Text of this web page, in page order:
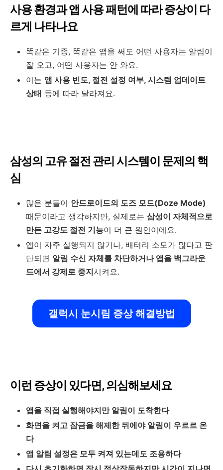
사용 환경과 앱 사용 패턴에 따라 증상이 다
르게 나타나요
똑같은 기종, 똑같은 앱을 써도 어떤 사용자는 알림이
잘 오고, 어떤 사용자는 안 와요.
이는 앱 사용 빈도, 절전 설정 여부, 시스템 업데이트
상태 등에 따라 달라져요.
삼성의 고유 절전 관리 시스템이 문제의 핵
심
많은 분들이 안드로이드의 도즈 모드(Doze Mode)
때문이라고 생각하지만, 실제로는 삼성이 자체적으로
만든 고강도 절전 기능이 더 큰 원인이에요.
앱이 자주 실행되지 않거나, 배터리 소모가 많다고 판
단되면 알림 수신 자체를 차단하거나 앱을 백그라운
드에서 강제로 중지시켜요.
갤럭시 눈시림 증상 해결방법
이런 증상이 있다면, 의심해보세요
앱을 직접 실행해야지만 알림이 도착한다
화면을 켜고 잠금을 해제한 뒤에야 알림이 우르르 온
다
앱 알림 설정은 모두 켜져 있는데도 조용하다